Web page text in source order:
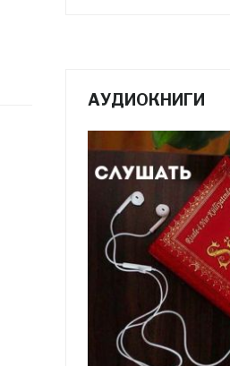
АУДИОКНИГИ